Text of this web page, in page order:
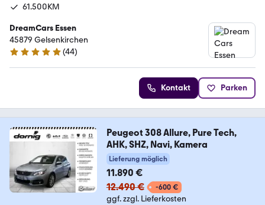
61.500KM
DreamCars Essen
45879 Gelsenkirchen
4.9 Sterne
(44)
Kontakt Parken
Peugeot 308 Allure, Pure Tech,
AHK, SHZ, Navi, Kamera
Lieferung möglich
11.890 €
12.490 €
-600 €
ggf. zzgl. Lieferkosten